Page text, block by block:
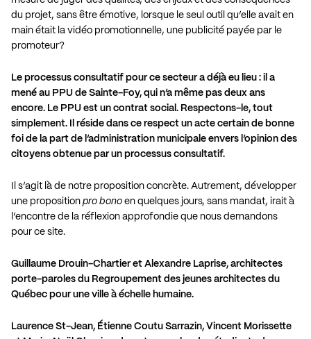
du projet, sans être émotive, lorsque le seul outil qu’elle avait en
main était la vidéo promotionnelle, une publicité payée par le
promoteur?
Le processus consultatif pour ce secteur a déjà eu lieu : il a
mené au PPU de Sainte-Foy, qui n’a même pas deux ans
encore. Le PPU est un contrat social. Respectons-le, tout
simplement. Il réside dans ce respect un acte certain de bonne
foi de la part de l’administration municipale envers l’opinion des
citoyens obtenue par un processus consultatif.
Il s’agit là de notre proposition concrète. Autrement, développer
une proposition pro bono en quelques jours, sans mandat, irait à
l’encontre de la réflexion approfondie que nous demandons
pour ce site.
Guillaume Drouin-Chartier et Alexandre Laprise, architectes
porte-paroles du Regroupement des jeunes architectes du
Québec pour une ville à échelle humaine.
Laurence St-Jean, Étienne Coutu Sarrazin, Vincent Morissette